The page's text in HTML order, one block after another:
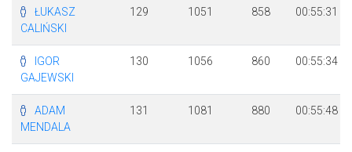
ŁUKASZ
CALIŃSKI
129 1051 858 00:55:31
IGOR
GAJEWSKI
130 1056 860 00:55:34
ADAM
MENDALA
131 1081 880 00:55:48